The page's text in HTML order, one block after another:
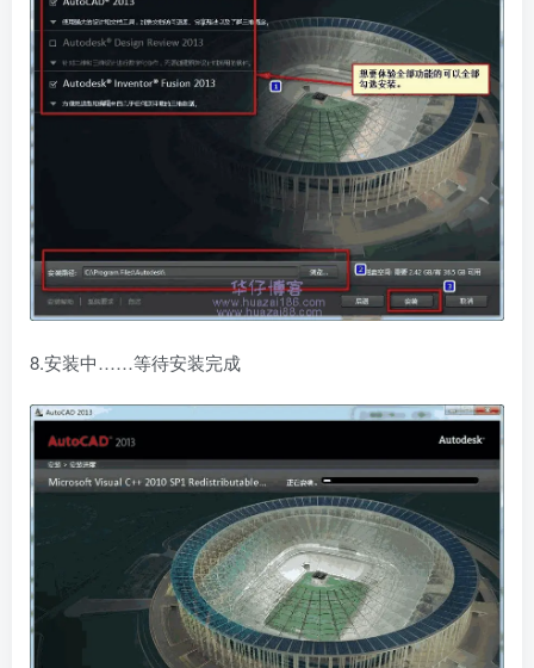
8.安装中……等待安装完成